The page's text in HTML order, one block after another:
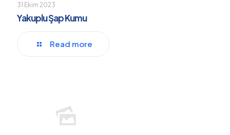
31 Ekim 2023
Yakuplu Şap Kumu
Read more